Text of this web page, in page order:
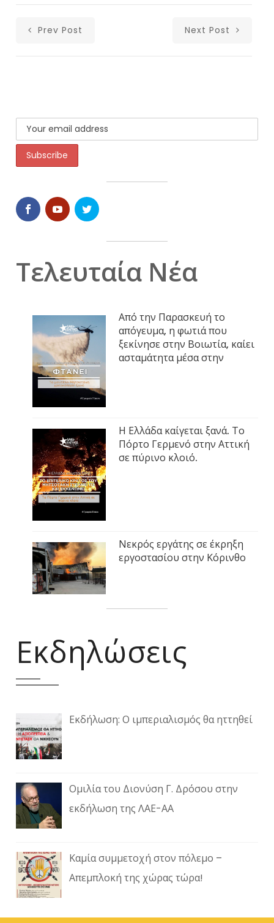
Prev Post Next Post
Τελευταία Νέα
Από την Παρασκευή το
απόγευμα, η φωτιά που
ξεκίνησε στην Βοιωτία, καίει
ασταμάτητα μέσα στην
Η Ελλάδα καίγεται ξανά. Το
Πόρτο Γερμενό στην Αττική
σε πύρινο κλοιό.
Νεκρός εργάτης σε έκρηξη
εργοστασίου στην Κόρινθο
Εκδηλώσεις
Εκδήλωση: Ο ιμπεριαλισμός θα ηττηθεί
Ομιλία του Διονύση Γ. Δρόσου στην
εκδήλωση της ΛΑΕ-ΑΑ
Καμία συμμετοχή στον πόλεμο –
Απεμπλοκή της χώρας τώρα!